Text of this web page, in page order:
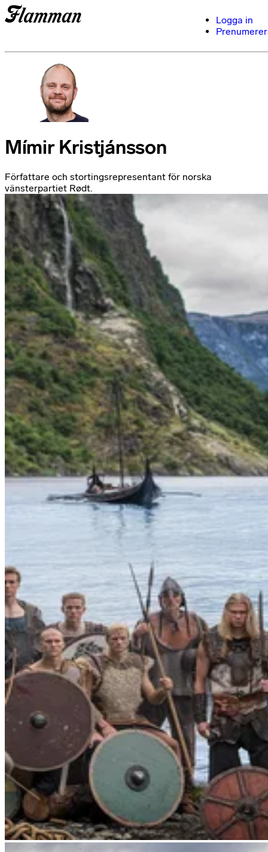
Logga in
Mímir Kristjánsson
Författare och stortingsrepresentant för norska
vänsterpartiet Rødt.